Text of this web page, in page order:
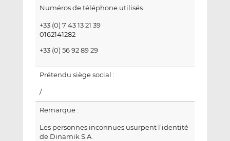
Numéros de téléphone utilisés :
+33 (0) 7 43 13 21 39
0162141282
+33 (0) 56 92 89 29
Prétendu siège social :
/
Remarque :
Les personnes inconnues usurpent l’identité
de Dinamik S.A.